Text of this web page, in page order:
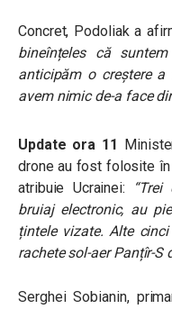
Concret, Podoliak a
bineînțeles că
anticipăm o creștere
avem nimic de-a face
Update ora 11
drone au fost folosite
atribuie Ucrainei:
bruiaj electronic, au
țintele vizate. Alte
rachete sol-aer Panțîr-S
Serghei Sobianin,